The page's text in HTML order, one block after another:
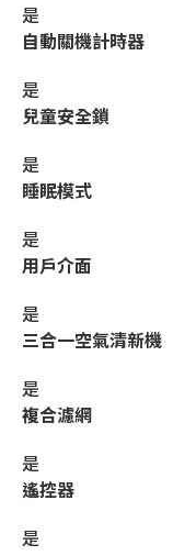
是
自動關機計時器
是
兒童安全鎖
是
睡眠模式
是
用戶介面
是
三合一空氣清新機
是
複合濾網
是
遙控器
是